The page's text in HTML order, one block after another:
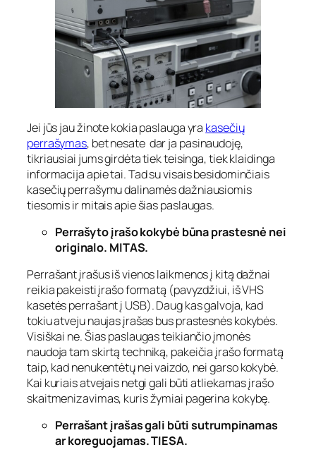
Jei jūs jau žinote kokia paslauga yra kasečių
perrašymas, bet nesate dar ja pasinaudoję,
tikriausiai jums girdėta tiek teisinga, tiek klaidinga
informacija apie tai. Tad su visais besidominčiais
kasečių perrašymu dalinamės dažniausiomis
tiesomis ir mitais apie šias paslaugas.
Perrašyto įrašo kokybė būna prastesnė nei
originalo. MITAS.
Perrašant įrašus iš vienos laikmenos į kitą dažnai
reikia pakeisti įrašo formatą (pavyzdžiui, iš VHS
kasetės perrašant į USB). Daug kas galvoja, kad
tokiu atveju naujas įrašas bus prastesnės kokybės.
Visiškai ne. Šias paslaugas teikiančio įmonės
naudoja tam skirtą techniką, pakeičia įrašo formatą
taip, kad nenukentėtų nei vaizdo, nei garso kokybė.
Kai kuriais atvejais netgi gali būti atliekamas įrašo
skaitmenizavimas, kuris žymiai pagerina kokybę.
Perrašant įrašas gali būti sutrumpinamas
ar koreguojamas. TIESA.